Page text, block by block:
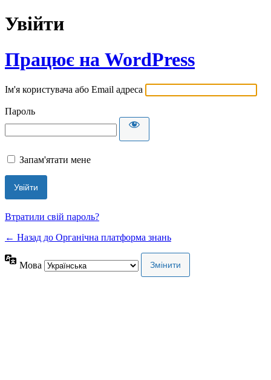
Увійти
Працює на WordPress
Ім'я користувача або Email адреса
Пароль
Запам'ятати мене
Втратили свій пароль?
← Назад до Органічна платформа знань
Мова